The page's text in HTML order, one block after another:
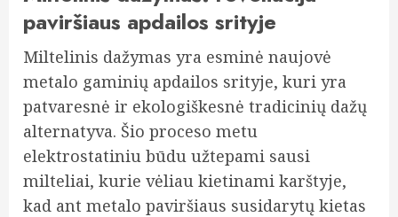
paviršiaus apdailos srityje
Miltelinis dažymas yra esminė naujovė
metalo gaminių apdailos srityje, kuri yra
patvaresnė ir ekologiškesnė tradicinių dažų
alternatyva. Šio proceso metu
elektrostatiniu būdu užtepami sausi
milteliai, kurie vėliau kietinami karštyje,
kad ant metalo paviršiaus susidarytų kietas